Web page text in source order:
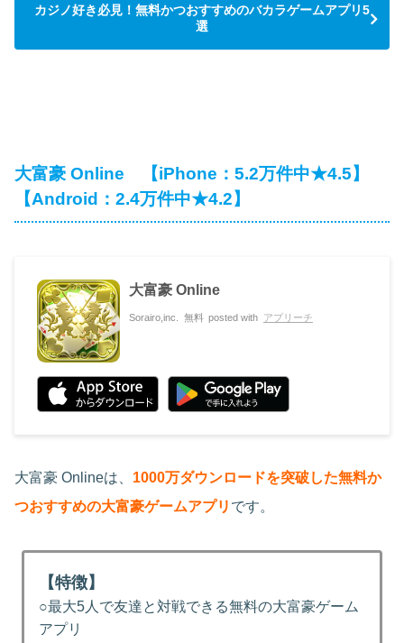
カジノ好き必見！無料かつおすすめのバカラゲームアプリ5
選
大富豪 Online 【iPhone：5.2万件中★4.5】
【Android：2.4万件中★4.2】
大富豪 Online
Sorairo,inc. 無料 posted with アプリーチ
大富豪 Onlineは、 1000万ダウンロードを突破した無料か
つおすすめの大富豪ゲームアプリ です。
【特徴】
○最大5人で友達と対戦できる無料の大富豪ゲーム
アプリ